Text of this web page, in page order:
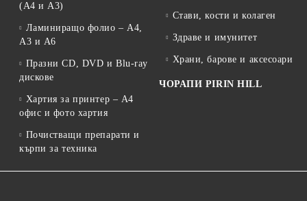
(A4 и A3)
Ламиниращо фолио – A4,
A3 и A6
Празни CD, DVD и Blu-ray
дискове
Хартия за принтер – A4
офис и фото хартия
Почистващи препарати и
кърпи за техника
Стави, кости и колаген
Здраве и имунитет
Храни, барове и аксесоари
ЧОРАПИ PIRIN HILL